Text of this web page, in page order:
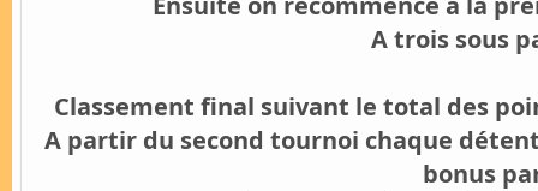
A trois sous
Classement final suivant le total des
A partir du second tournoi chaque
bonus